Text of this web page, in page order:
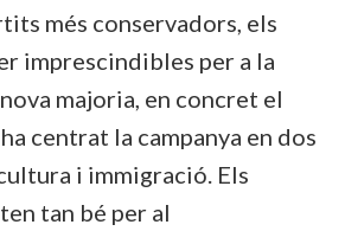
més conservadors, els
imprescindibles per a la
majoria, en concret el
centrat la campanya en dos
i immigració. Els
tan bé per al